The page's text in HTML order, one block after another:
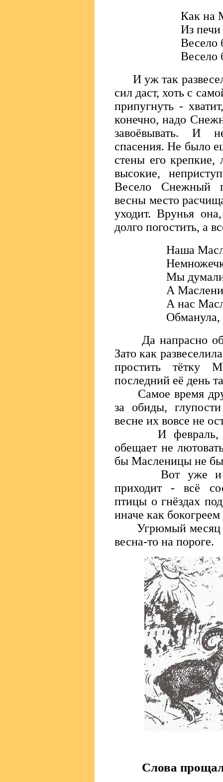
Как на
Из
Весело
Весело
И уж так
сил даст, хоть с
припугнуть -
конечно, надо
завоёвывать. И
спасения. Не было
стены его крепкие,
высокие,
Весело Снежный
весны место
уходит. Врунья
долго погостить, а
Наша
Мы
А
А нас
Обманула,
Да напрасно
Зато как
простить тётку
последний её день
Самое время
за обиды,
весне их вовсе не
И февраль,
обещает не
бы Масленицы не
Вот уже и
приходит - всё
птицы о гнёздах
иначе как бокогреем
Угрюмый месяц
весна-то на пороге.
Слова